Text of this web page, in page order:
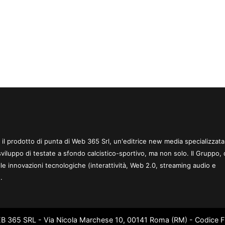
prodotto di punta di Web 365 Srl, un'editrice new media specializzata
di testate a sfondo calcistico-sportivo, ma non solo. Il Gruppo,
innovazioni tecnologiche (interattività, Web 2.0, streaming audio e
365 SRL - Via Nicola Marchese 10, 00141 Roma (RM) - Codice